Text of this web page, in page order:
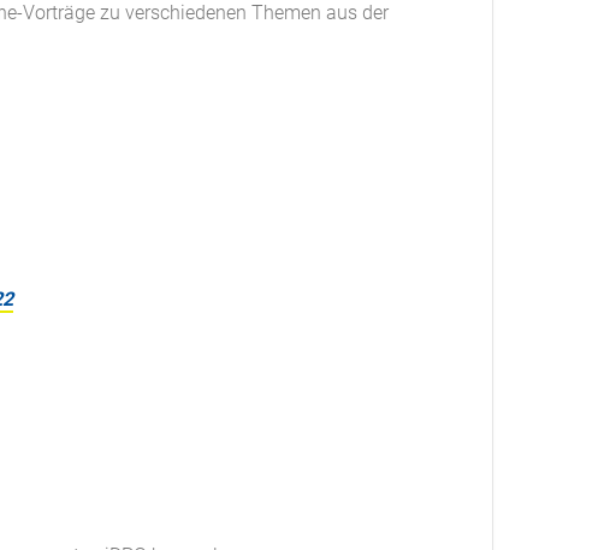
Vorträge zu verschiedenen Themen aus der